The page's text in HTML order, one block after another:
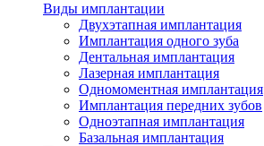
Виды имплантации
Двухэтапная имплантация
Имплантация одного зуба
Дентальная имплантация
Лазерная имплантация
Одномоментная имплантация
Имплантация передних зубов
Одноэтапная имплантация
Базальная имплантация